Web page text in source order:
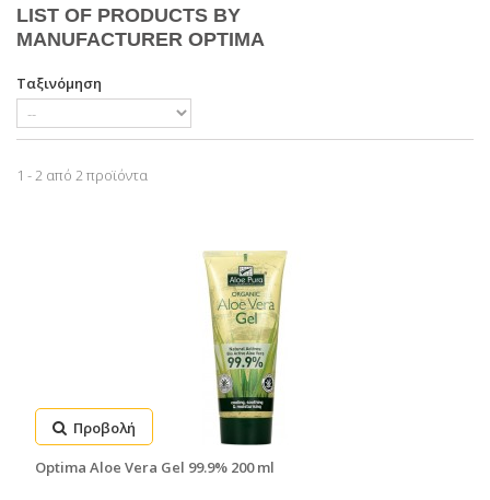
LIST OF PRODUCTS BY
MANUFACTURER OPTIMA
Ταξινόμηση
1 - 2 από 2 προϊόντα
Προβολή
Optima Aloe Vera Gel 99.9% 200 ml